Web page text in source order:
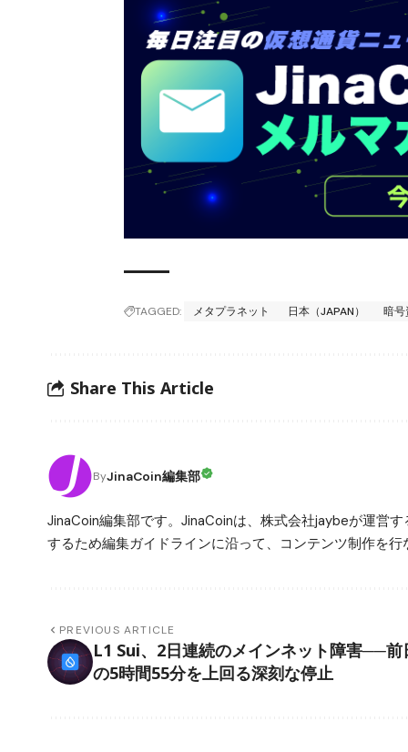
TAGGED: メタプラネット 日本（JAPAN） 暗
Share This Article
ByJinaCoin編集部
JinaCoin編集部です。JinaCoinは、株式会社jaybeが運営
するため編集ガイドラインに沿って、コンテンツ制作を
PREVIOUS ARTICLE
L1 Sui、2日連続のメインネット障害──前
の5時間55分を上回る深刻な停止